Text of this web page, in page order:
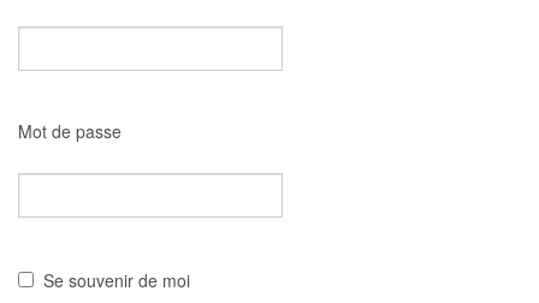
Mot de passe
Se souvenir de moi